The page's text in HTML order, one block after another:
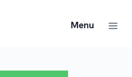
Menu